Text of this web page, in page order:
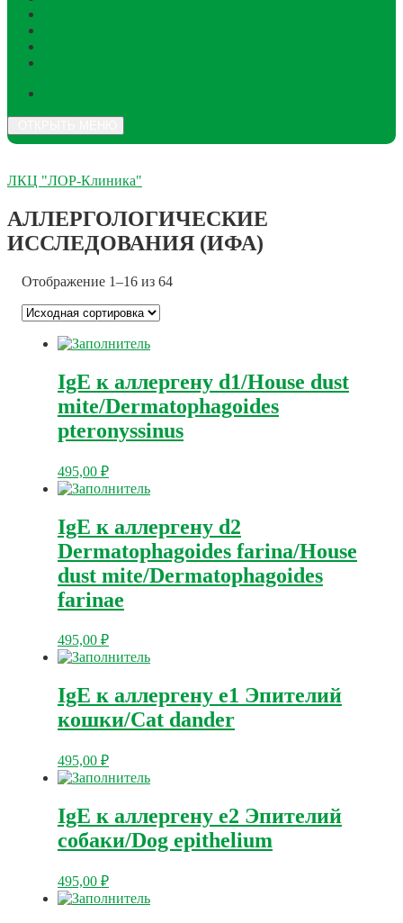
ЛКЦ "ЛОР-Клиника"
АЛЛЕРГОЛОГИЧЕСКИЕ
ИССЛЕДОВАНИЯ (ИФА)
Отображение 1–16 из 64
IgE к аллергену d1/House dust
mite/Dermatophagoides
pterоnyssinus
495,00 ₽
IgE к аллергену d2
Dermatophagoides farina/House
dust mite/Dermatophagoides
farinae
495,00 ₽
IgE к аллергену e1 Эпителий
кошки/Cat dander
495,00 ₽
IgE к аллергену e2 Эпителий
собаки/Dog epithelium
495,00 ₽